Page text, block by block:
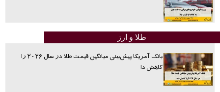
طلا و ارز
بانک آمریکا پیش‌بینی میانگین قیمت طلا در سال ۲۰۲۶ را
کاهش دا